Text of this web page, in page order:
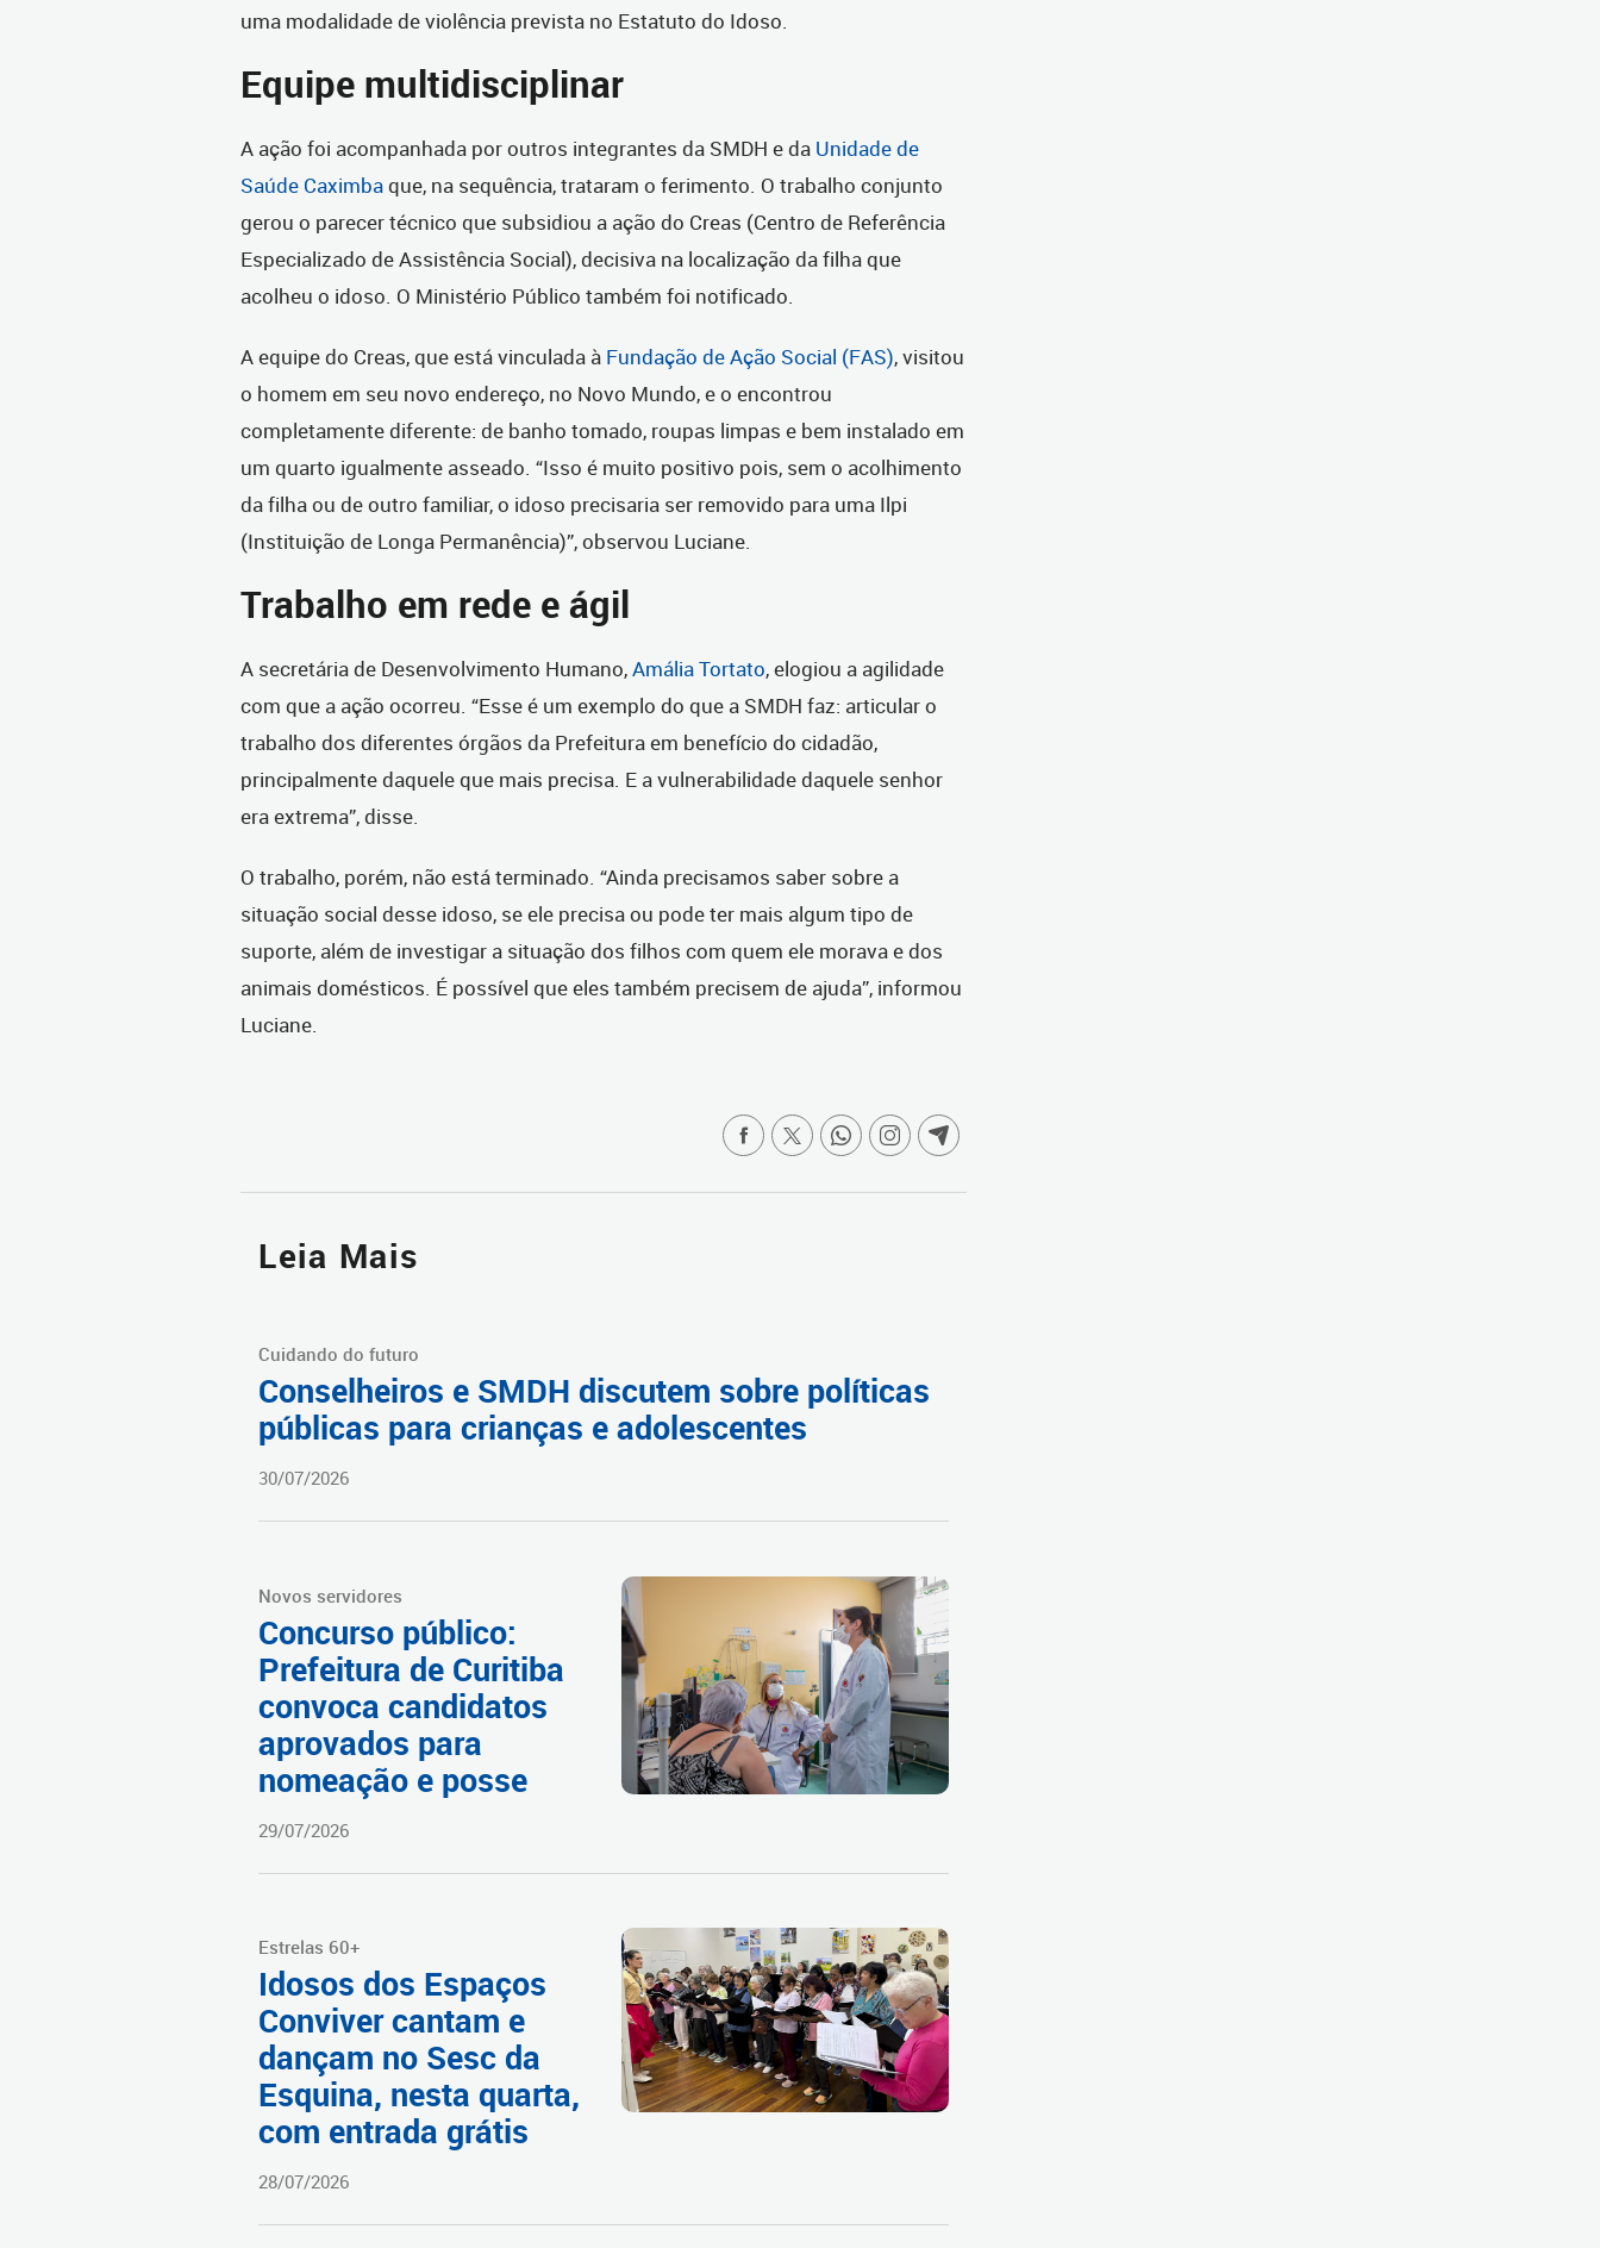
uma modalidade de violência prevista no Estatuto do Idoso.
Equipe multidisciplinar
A ação foi acompanhada por outros integrantes da SMDH e da Unidade de
Saúde Caximbaque, na sequência, trataram o ferimento. O trabalho conjunto
gerou o parecer técnico que subsidiou a ação do Creas (Centro de Referência
Especializado de Assistência Social), decisiva na localização da filha que
acolheu o idoso. O Ministério Público também foi notificado.
A equipe do Creas, que está vinculada à Fundação de Ação Social (FAS), visitou
o homem em seu novo endereço, no Novo Mundo, e o encontrou
completamente diferente: de banho tomado, roupas limpas e bem instalado em
um quarto igualmente asseado. “Isso é muito positivo pois, sem o acolhimento
da filha ou de outro familiar, o idoso precisaria ser removido para uma Ilpi
(Instituição de Longa Permanência)”, observou Luciane.
Trabalho em rede e ágil
A secretária de Desenvolvimento Humano,Amália Tortato, elogiou a agilidade
com que a ação ocorreu. “Esse é um exemplo do que a SMDH faz: articular o
trabalho dos diferentes órgãos da Prefeitura em benefício do cidadão,
principalmente daquele que mais precisa. E a vulnerabilidade daquele senhor
era extrema”, disse.
O trabalho, porém, não está terminado. “Ainda precisamos saber sobre a
situação social desse idoso, se ele precisa ou pode ter mais algum tipo de
suporte, além de investigar a situação dos filhos com quem ele morava e dos
animais domésticos. É possível que eles também precisem de ajuda”, informou
Luciane.
Leia Mais
Cuidando do futuro
Conselheiros e SMDH discutem sobre políticas
públicas para crianças e adolescentes
30/07/2026
Novos servidores
Concurso público:
Prefeitura de Curitiba
convoca candidatos
aprovados para
nomeação e posse
29/07/2026
Estrelas 60+
Idosos dos Espaços
Conviver cantam e
dançam no Sesc da
Esquina, nesta quarta,
com entrada grátis
28/07/2026